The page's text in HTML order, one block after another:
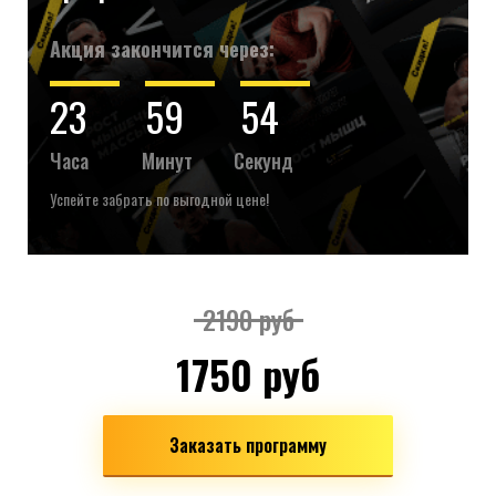
Акция закончится через:
23 59 54
Часа Минут Секунд
Успейте забрать по выгодной цене!
2190 руб
1750 руб
Заказать программу